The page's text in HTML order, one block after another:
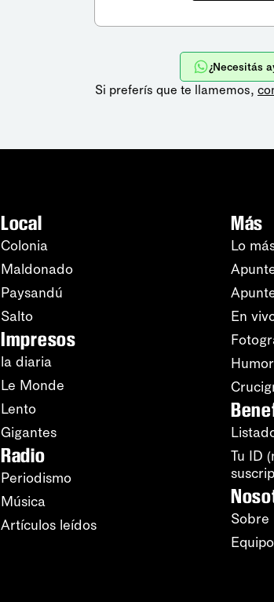
¿Necesitás
Si preferís que te llamemos,
Local
Colonia
Maldonado
Paysandú
Salto
Impresos
la diaria
Le Monde
Lento
Gigantes
Radio
Periodismo
Música
Artículos leídos
Más
Lo
En
Humor
Tu ID
Sobre
Equipo